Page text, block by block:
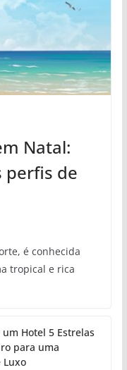
Natal:
perfis de
é conhecida
tropical e rica
Hotel 5 Estrelas
para uma
Luxo